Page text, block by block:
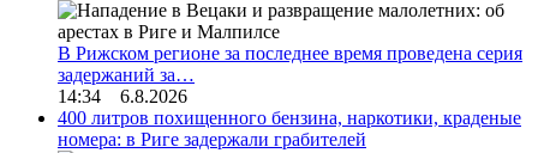
В Рижском регионе за последнее время проведена серия
задержаний за…
14:34 6.8.2026
400 литров похищенного бензина, наркотики, краденые
номера: в Риге задержали грабителей